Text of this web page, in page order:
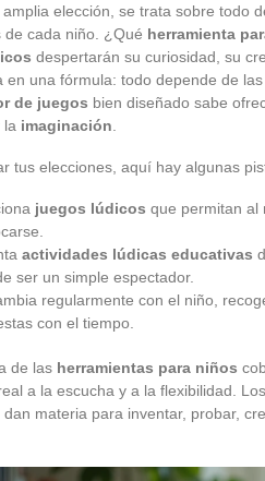
elección, se trata sobre todo
de cada niño. ¿Qué herramienta
despertarán su curiosidad, su
en una fórmula: todo depende de
de juegos bien diseñado sabe
la imaginación
tus elecciones, aquí hay algunas
juegos lúdicos que permitan al
actividades lúdicas educativas
ser un simple espectador.
regularmente con el niño,
con el tiempo.
de las herramientas para niños
a la escucha y a la flexibilidad. Los
dan materia para inventar, probar,